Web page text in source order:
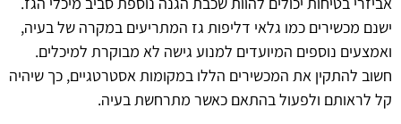
ישנם מכשירים כמו גלאי דליפות גז המתריעים במקרה של בעיה,
ואמצעים נוספים המיועדים למנוע גישה לא מבוקרת למיכלים.
חשוב להתקין את המכשירים הללו במקומות אסטרטגיים, כך שיהיה
קל לראותם ולפעול בהתאם כאשר מתרחשת בעיה.